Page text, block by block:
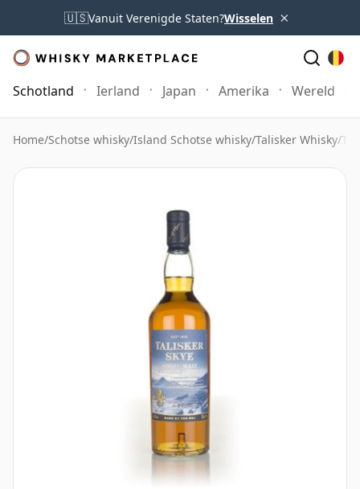
🇺🇸Vanuit Verenigde Staten?Wisselen ×
Schotland Ierland Japan Amerika Wereld
Home/Schotse whisky/Island Schotse whisky/Talisker Whisky/